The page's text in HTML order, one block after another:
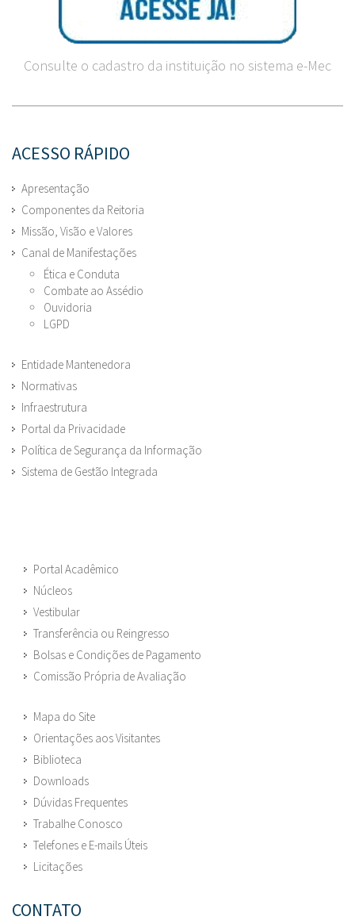
Consulte o cadastro da instituição no sistema e-Mec
ACESSO RÁPIDO
Apresentação
Componentes da Reitoria
Missão, Visão e Valores
Canal de Manifestações
Ética e Conduta
Combate ao Assédio
Ouvidoria
LGPD
Entidade Mantenedora
Normativas
Infraestrutura
Portal da Privacidade
Política de Segurança da Informação
Sistema de Gestão Integrada
Portal Acadêmico
Núcleos
Vestibular
Transferência ou Reingresso
Bolsas e Condições de Pagamento
Comissão Própria de Avaliação
Mapa do Site
Orientações aos Visitantes
Biblioteca
Downloads
Dúvidas Frequentes
Trabalhe Conosco
Telefones e E-mails Úteis
Licitações
CONTATO